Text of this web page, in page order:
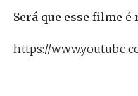
Será que esse filme é
https://